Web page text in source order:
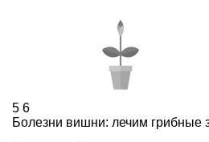
5 6
Болезни вишни: лечим грибные